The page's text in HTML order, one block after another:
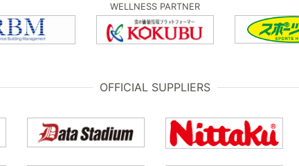
WELLNESS PARTNER
OFFICIAL SUPPLIERS